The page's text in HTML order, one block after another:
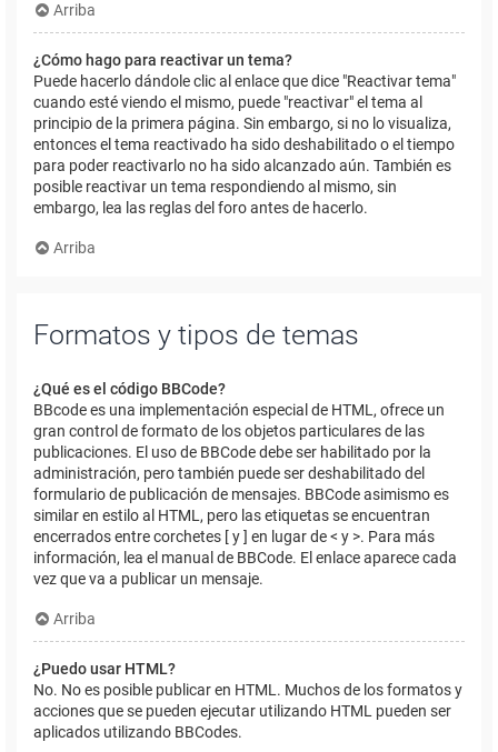
Arriba
¿Cómo hago para reactivar un tema?
Puede hacerlo dándole clic al enlace que dice "Reactivar tema"
cuando esté viendo el mismo, puede "reactivar" el tema al
principio de la primera página. Sin embargo, si no lo visualiza,
entonces el tema reactivado ha sido deshabilitado o el tiempo
para poder reactivarlo no ha sido alcanzado aún. También es
posible reactivar un tema respondiendo al mismo, sin
embargo, lea las reglas del foro antes de hacerlo.
Arriba
Formatos y tipos de temas
¿Qué es el código BBCode?
BBcode es una implementación especial de HTML, ofrece un
gran control de formato de los objetos particulares de las
publicaciones. El uso de BBCode debe ser habilitado por la
administración, pero también puede ser deshabilitado del
formulario de publicación de mensajes. BBCode asimismo es
similar en estilo al HTML, pero las etiquetas se encuentran
encerrados entre corchetes [ y ] en lugar de < y >. Para más
información, lea el manual de BBCode. El enlace aparece cada
vez que va a publicar un mensaje.
Arriba
¿Puedo usar HTML?
No. No es posible publicar en HTML. Muchos de los formatos y
acciones que se pueden ejecutar utilizando HTML pueden ser
aplicados utilizando BBCodes.